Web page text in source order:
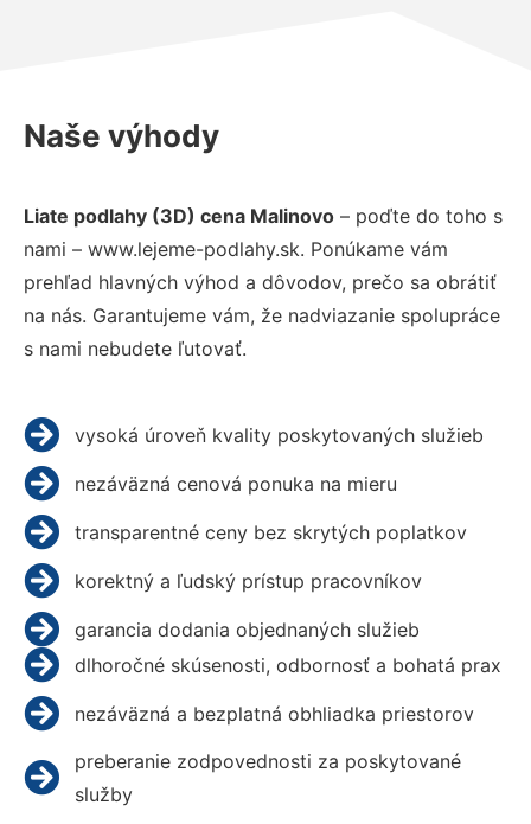
Naše výhody
Liate podlahy (3D) cena Malinovo – poďte do toho s
nami – www.lejeme-podlahy.sk. Ponúkame vám
prehľad hlavných výhod a dôvodov, prečo sa obrátiť
na nás. Garantujeme vám, že nadviazanie spolupráce
s nami nebudete ľutovať.
vysoká úroveň kvality poskytovaných služieb
nezáväzná cenová ponuka na mieru
transparentné ceny bez skrytých poplatkov
korektný a ľudský prístup pracovníkov
garancia dodania objednaných služieb
dlhoročné skúsenosti, odbornosť a bohatá prax
nezáväzná a bezplatná obhliadka priestorov
preberanie zodpovednosti za poskytované
služby